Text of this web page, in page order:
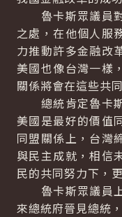
魯卡斯眾議員對
之處，在他個人服
力推動許多金融改
美國也像台灣一樣
關係將會在這些共
總統肯定魯卡斯
美國是最好的價值
同盟關係上，台灣
與民主成就，相信
民的共同努力下，
魯卡斯眾議員上
來總統府晉見總統